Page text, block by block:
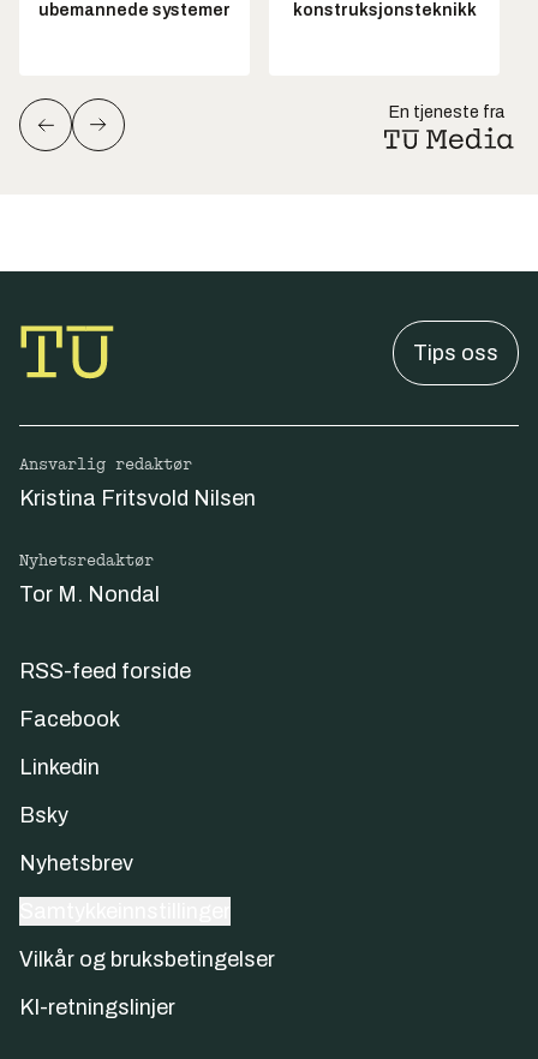
ubemannede systemer
konstruksjonsteknikk
En tjeneste fra
Tips oss
Ansvarlig redaktør
Kristina Fritsvold Nilsen
Nyhetsredaktør
Tor M. Nondal
RSS-feed forside
Facebook
Linkedin
Bsky
Nyhetsbrev
Vilkår og bruksbetingelser
KI-retningslinjer